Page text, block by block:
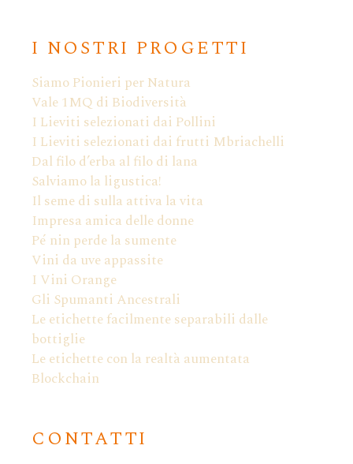
I NOSTRI PROGETTI
Siamo Pionieri per Natura
Vale 1MQ di Biodiversità
I Lieviti selezionati dai Pollini
I Lieviti selezionati dai frutti Mbriachelli
Dal filo d’erba al filo di lana
Salviamo la ligustica!
Il seme di sulla attiva la vita
Impresa amica delle donne
Pé nin perde la sumente
Vini da uve appassite
I Vini Orange
Gli Spumanti Ancestrali
Le etichette facilmente separabili dalle
bottiglie
Le etichette con la realtà aumentata
Blockchain
CONTATTI